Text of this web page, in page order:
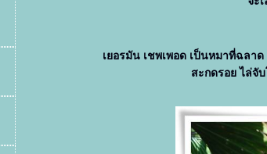
เยอรมัน เชพเพอด เป็นหมาที่ฉลา
สะกดรอย ไล่จั